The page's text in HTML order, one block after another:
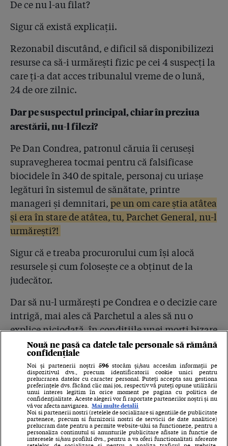
De ce nu l-au filat?
Sigur că există explicații.
Rezonabil discutând, e dificil să disponibilizezi
resurse ca să-i urmărești fizic pe cei 4 suspecți la
care ți-a dat acces tribunalul vreme de o lună,
24 de ore zilnic.
Dar pe suspectul principal, chiar în preziua
arestării, nu-l filezi?
Pe Dan Condrea, patronul căruia îi ceruseși
supravegherea tocmai pentru că falsificase
biocidele în 340 de spitale, personaj cu uriașe
legături în sistemul de sănătate, printre
manageri și demnitari, pe un om care știa atâtea
și era în stare de atâtea, tu, Parchet General, nu-l
urmărești?!
Sigur că e treaba procurorului cum își alocă
resursele și cum folosește ce a obținut de la
judecător.
Dar să nu-l urmărești pe Condrea e o decizie care
intrigă, mai ales că Parchetul a ales să nu o
explice niciodată, în condițiile unei morți bizare
și a încheierii urmăririi penale.
S-a mulțumit doar să schimbe procurorul de caz.
Dar nici asta n-a spus-o publicului.
După moartea lui Dan Condrea, procurorul
Rodica Jercan a fost înlocuit în cazul Hexi
Pharma cu procurorul Romulus Varga.
Nouă ne pasă ca datele tale personale să rămână
confidențiale
Noi și partenerii noștri 596stocăm și/sau accesăm informații pe
dispozitivul dvs., precum identificatorii cookie unici pentru
prelucrarea datelor cu caracter personal. Puteți accepta sau gestiona
preferințele dvs. făcând clic mai jos, respectiv vă puteți opune utilizării
unui interes legitim în orice moment pe pagina cu politica de
confidențialitate. Aceste alegeri vor fi raportate partenerilor noștri și nu
vă vor afecta navigarea.
Mai multe detalii
Noi si partenerii nostri (retelele de socializare si agentiile de publicitate
partenere, precum si furnizorii nostri de servicii de date analitice)
prelucram date pentru a permite website-ului sa functioneze, pentru a
personaliza continutul si anunturile publicitare afisate in functie de
interesele si/sau profilul dvs., pentru a va oferi functionalitati aferente